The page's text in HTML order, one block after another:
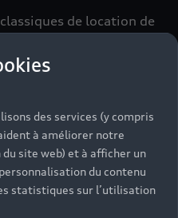
de location de
de bénéficier
semaine ou un mois.
durée, avec un prix
longues périodes.
des services (y compris
à améliorer notre
site web) et à afficher un
du contenu
statistiques sur l’utilisation